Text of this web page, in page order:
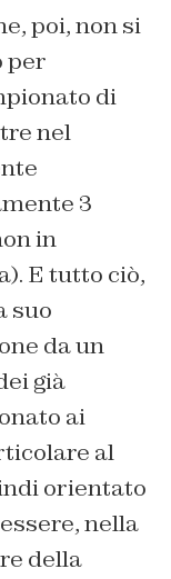
poi, non si
per
di
nel
3
in
E tutto ciò,
suo
da un
già
ai
al
orientato
nella
della